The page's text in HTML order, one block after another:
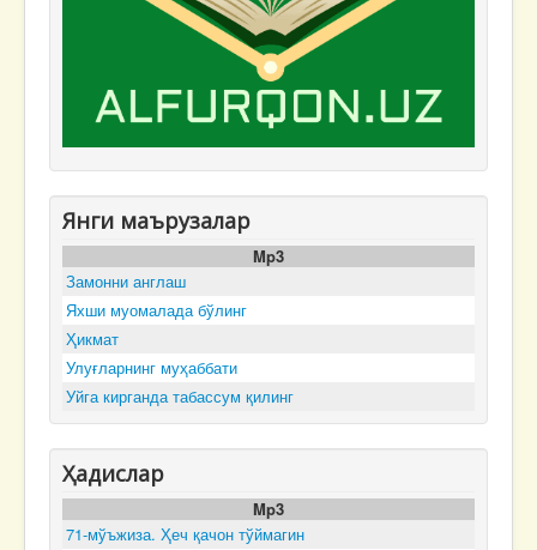
Янги маърузалар
Mp3
Замонни англаш
Яхши муомалада бўлинг
Ҳикмат
Улуғларнинг муҳаббати
Уйга кирганда табассум қилинг
Ҳадислар
Mp3
71-мўъжиза. Ҳеч қачон тўймагин